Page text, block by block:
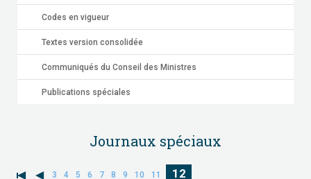
Codes en vigueur
Textes version consolidée
Communiqués du Conseil des Ministres
Publications spéciales
Journaux spéciaux
3 4 5 6 7 8 9 10 11 12